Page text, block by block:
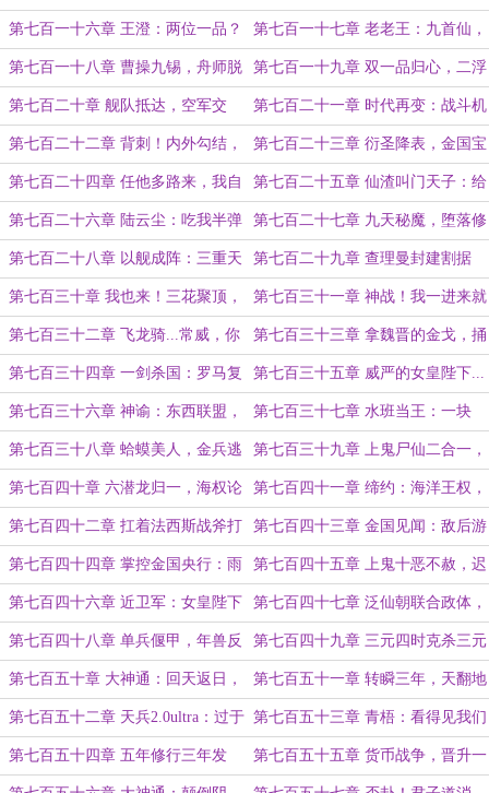
圣三位一体 我
第七百一十六章 王澄：两位一品？
那我请老宝贝儿转身！
第七百一十七章 老老王：九首仙，
你夫人很润！
第七百一十八章 曹操九锡，舟师脱
困
第七百一十九章 双一品归心，二浮
萍入怀
第七百二十章 舰队抵达，空军交
锋！
第七百二十一章 时代再变：战斗机
大战龙骑士！
第七百二十二章 背刺！内外勾结，
挟洋乱国！
第七百二十三章 衍圣降表，金国宝
船
第七百二十四章 任他多路来，我自
一...等等，怎么全都冲我来了？
第七百二十五章 仙渣叫门天子：给
朕开门！
第七百二十六章 陆云尘：吃我半弹
道跳跃！
第七百二十七章 九天秘魔，堕落修
女
第七百二十八章 以舰成阵：三重天
国，万神宝殿！
第七百二十九章 查理曼封建割据
VS始皇帝中央一统
第七百三十章 我也来！三花聚顶，
五气朝元！
第七百三十一章 神战！我一进来就
看到王灵官打朱庇特
第七百三十二章 飞龙骑...常威，你
还说你不会武功？
第七百三十三章 拿魏晋的金戈，捅
奥斯曼的苏丹？
第七百三十四章 一剑杀国：罗马复
辟，三教圣女
第七百三十五章 威严的女皇陛下...
进入君士坦丁堡！
第七百三十六章 神谕：东西联盟，
各怀鬼胎
第七百三十七章 水班当王：一块
土，水里煮，豆子开花爬上釜
第七百三十八章 蛤蟆美人，金兵逃
脱
第七百三十九章 上鬼尸仙二合一，
金国接盘离间计
第七百四十章 六潜龙归一，海权论
晋升（五一快乐！预计本月完结）
第七百四十一章 缔约：海洋王权，
国际秩序
第七百四十二章 扛着法西斯战斧打
下第三帝国！
第七百四十三章 金国见闻：敌后游
击队，许诺平西王（二合一）
第七百四十四章 掌控金国央行：雨
水可真是个好人啊！
第七百四十五章 上鬼十恶不赦，迟
暮伊凡雷帝
第七百四十六章 近卫军：女皇陛下
万岁，乌拉——！
第七百四十七章 泛仙朝联合政体，
立！
第七百四十八章 单兵偃甲，年兽反
噬
第七百四十九章 三元四时克杀三元
终始
第七百五十章 大神通：回天返日，
宙光洞见
第七百五十一章 转瞬三年，天翻地
覆
第七百五十二章 天兵2.0ultra：过于
落后，可以展示
第七百五十三章 青梧：看得见我们
就要被吃掉哦！
第七百五十四章 五年修行三年发 第七百五十五章 货币战争，晋升一